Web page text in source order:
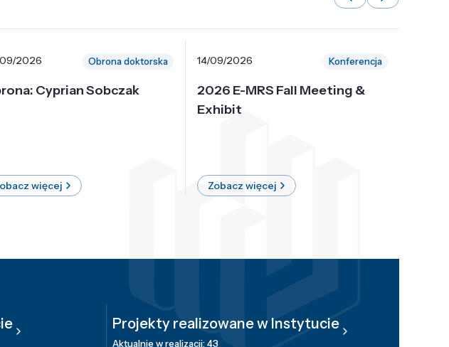
2026 Obrona doktorska
Cyprian Sobczak
więcej
14/09/2026 Konferencja
2026 E-MRS Fall Meeting &
Exhibit
Zobacz więcej
Projekty realizowane w Instytucie
Aktualnie w realizacji: 43